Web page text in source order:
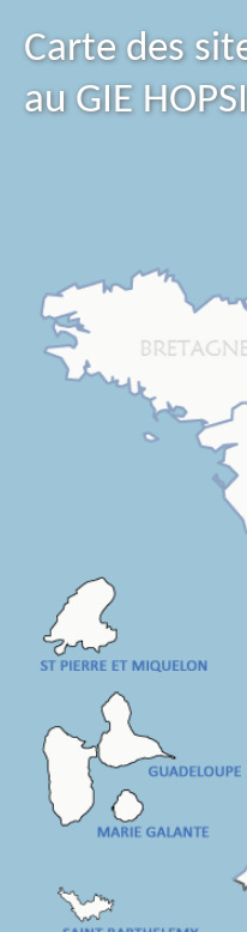
Carte des
au GIE